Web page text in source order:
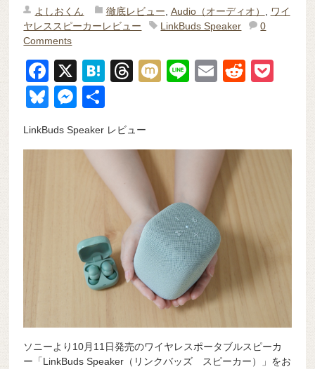
よしおくん 徹底レビュー Audio（オーディオ）
ワイ
ヤレススピーカーレビュー
LinkBuds Speaker
0
Comments
F
a
c
e
X
H
n
T
a
d
M
Li
E
R
Bl
e
M
ss
e
er
有
LinkBuds Speaker レビュー
ソニーより10月11日発売のワイヤレスポータブルスピーカ
ー「LinkBuds Speaker（リンクバッズ スピーカー）」をお